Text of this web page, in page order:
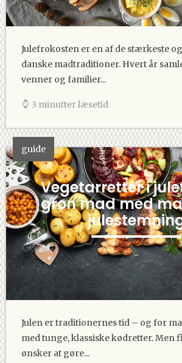
Julefrokosten er en af de stærkeste
danske madtraditioner. Hvert år
venner og familier...
3 minutter læsetid
guide
Vegetarretter i
grøn mad med
-
Julen er traditionernes tid – og for
med tunge, klassiske kødretter. Men
ønsker at gøre...